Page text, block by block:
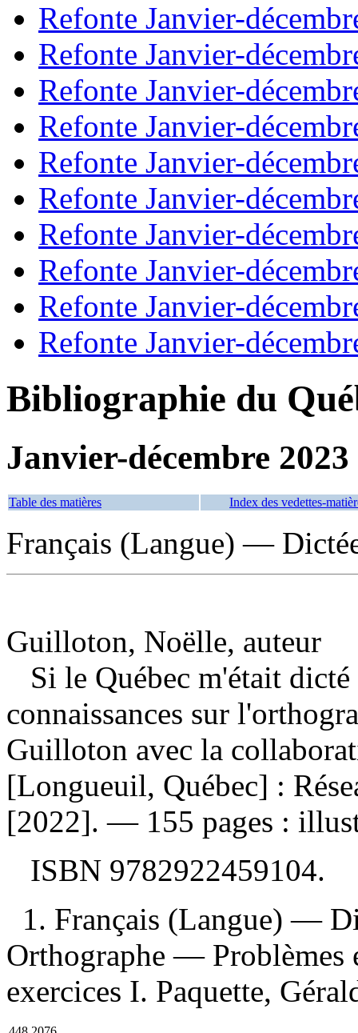
Refonte Janvier-
Refonte Janvier-
Refonte Janvier-
Refonte Janvier-
Refonte Janvier-
Refonte Janvier-
Refonte Janvier-
Refonte Janvier-
Refonte Janvier-
Refonte Janvier-
Bibliographie du
Janvier-décembre 2023
Table des matières Index des vedettes-
Français (Langue) —
Guilloton, Noëlle, auteur
Si le Québec m'était
connaissances sur
Guilloton avec la
[Longueuil, Québec] :
[2022]. — 155 pages :
ISBN 9782922459104.
1. Français (Langue) —
Orthographe — Problèmes
exercices I. Paquette,